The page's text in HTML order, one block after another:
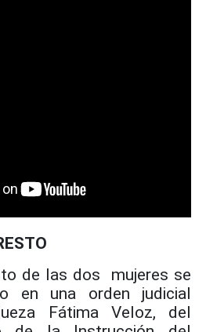
de las dos mujeres se
en una orden judicial
Fátima Veloz, del